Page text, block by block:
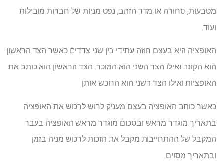
מטבעות, סחורה או מדד הזהב, נפט מניות של חברות מובילות
ועוד.
האופציה היא בעצם חוזה עתידי בין שני צדדים כאשר הצד הראשון
הוא הקונה ואילו הצד השני הוא המוכר. הצד הראשון הוא כותב את
האופציות ואילו הצד השני הוא הרוכש אותן
כאשר כותב האופציה בעצם מעניק לרוש לרכוש את האופציה
בתאריך מוגדר מראש ובסכום מוגדר מראש האופציה בעבר
המקבל של ההתחייבות מקבל את הזכות לרכוש מניה בזמן
ובתאריך מסוים.